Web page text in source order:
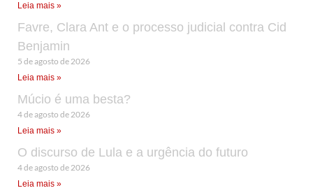
Leia mais »
Favre, Clara Ant e o processo judicial contra Cid
Benjamin
5 de agosto de 2026
Leia mais »
Múcio é uma besta?
4 de agosto de 2026
Leia mais »
O discurso de Lula e a urgência do futuro
4 de agosto de 2026
Leia mais »